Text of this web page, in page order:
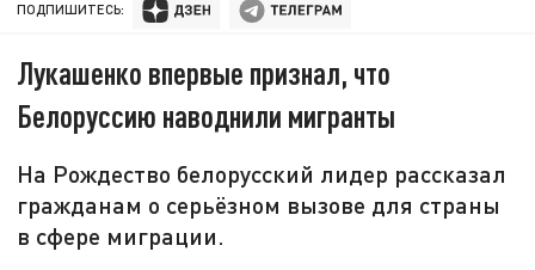
ПОДПИШИТЕСЬ:
Лукашенко впервые признал, что
Белоруссию наводнили мигранты
На Рождество белорусский лидер рассказал
гражданам о серьёзном вызове для страны
в сфере миграции.